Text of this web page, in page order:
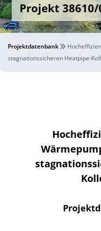
Projekt 38610/
Projektdatenbank
stagnationssicheren Heatpipe-